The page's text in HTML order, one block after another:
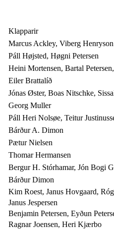
Klapparir
Marcus Ackley, Viberg Henryson
Páll Højsted, Høgni Petersen
Heini Mortensen, Bartal
Eiler Brattalíð
Jónas Øster, Boas Nitschke,
Georg Muller
Páll Heri Nolsøe, Teitur
Bárður A. Dimon
Pætur Nielsen
Thomar Hermansen
Bergur H. Stórhamar, Jón Bogi
Bárður Dimon
Kim Roest, Janus Hovgaard,
Janus Jespersen
Benjamin Petersen, Eyðun
Ragnar Joensen, Heri Kjærbo